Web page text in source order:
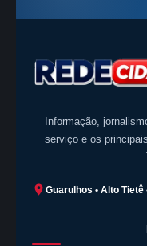
Informação,
serviço e os
Guarulhos • Alto Tietê